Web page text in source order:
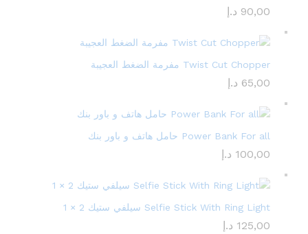
90,00 د.إ
Twist Cut Chopper مفرمة الضغط العجيبة
65,00 د.إ
Power Bank For all حامل هاتف و باور بنك
100,00 د.إ
Selfie Stick With Ring Light سيلفي ستيك 2 × 1
125,00 د.إ